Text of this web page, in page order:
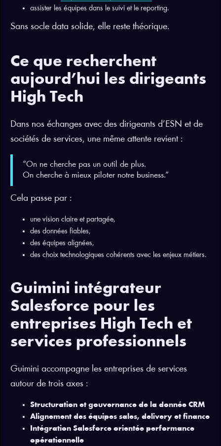
assister les équipes dans le suivi et le reporting.
Sans socle data solide, elle reste théorique.
Ce que recherchent
aujourd’hui les dirigeants
High Tech
Dans nos échanges avec des dirigeants d’ESN et de
sociétés de services, une même attente revient :
“On ne cherche pas un outil de plus.
On cherche à mieux piloter notre business.”
Cela passe par :
une vision claire et partagée,
des données fiables,
des équipes alignées,
des choix technologiques cohérents avec les enjeux métiers.
Guimini intégrateur
Salesforce pour les
entreprises High Tech et
services professionnels
Guimini accompagne les entreprises de services
autour de trois axes :
Structuration et gouvernance de la donnée CRM
Alignement des équipes sales, delivery et finance
Intégration Salesforce orientée performance
opérationnelle